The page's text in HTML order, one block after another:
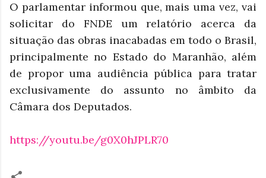
O parlamentar informou que, mais uma vez, vai
solicitar do FNDE um relatório acerca da
situação das obras inacabadas em todo o Brasil,
principalmente no Estado do Maranhão, além
de propor uma audiência pública para tratar
exclusivamente do assunto no âmbito da
Câmara dos Deputados.
https://youtu.be/g0X0hJPLR70